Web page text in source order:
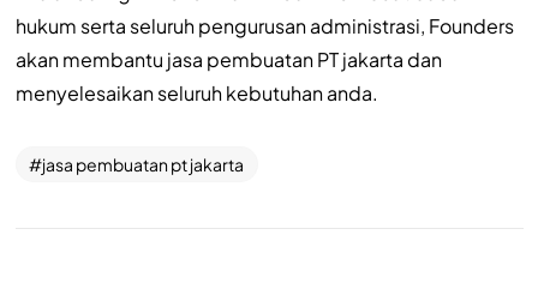
hukum serta seluruh pengurusan administrasi, Founders
akan membantu jasa pembuatan PT jakarta dan
menyelesaikan seluruh kebutuhan anda.
jasa pembuatan pt jakarta